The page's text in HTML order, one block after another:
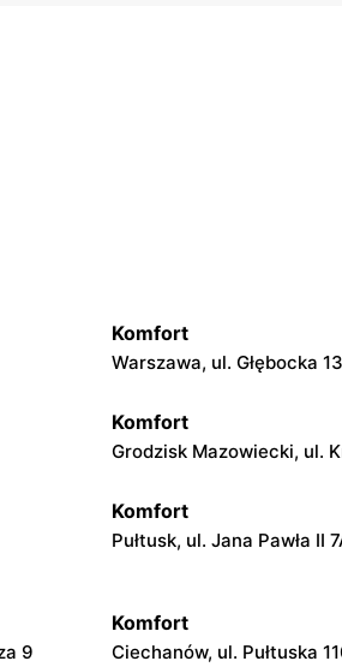
Komfort
Warszawa, ul. Głębocka 13
Komfort
Grodzisk Mazowiecki, ul.
Komfort
Pułtusk, ul. Jana Pawła II
9
Komfort
Ciechanów, ul. Pułtuska